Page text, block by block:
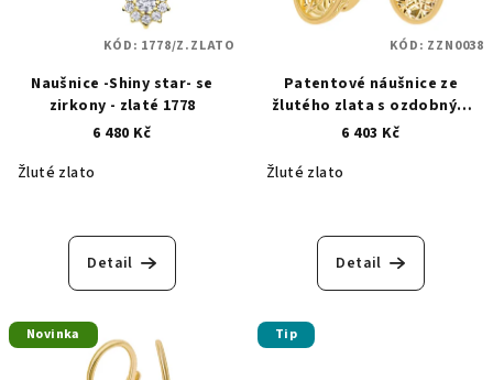
Naušnice -Shiny star- se
zirkony - zlaté 1778
6 480 Kč
Žluté zlato
Detail
KÓD: 1778/Z.ZLATO
Patentové náušnice ze
žlutého zlata s ozdobným
rytím ŽZN0038
6 403 Kč
Žluté zlato
Detail
KÓD: ZZN0038
Novinka Tip